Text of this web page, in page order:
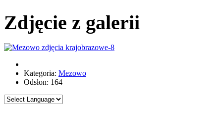
Zdjęcie z galerii
Kategoria: Mezowo
Odsłon: 164